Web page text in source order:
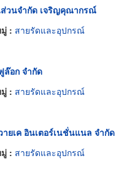
วนจำกัด เจริญคุณากรณ์
: สายรัดและอุปกรณ์
ล๊อก จำกัด
: สายรัดและอุปกรณ์
ยเค อินเตอร์เนชั่นแนล จำกัด
: สายรัดและอุปกรณ์